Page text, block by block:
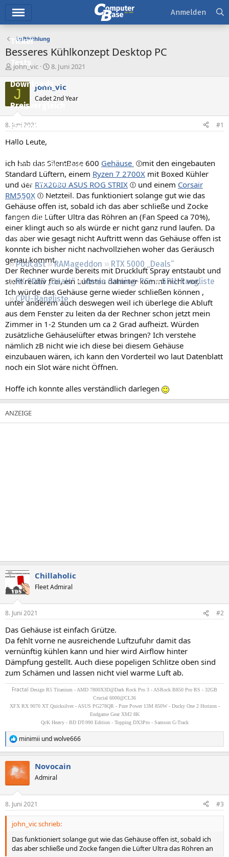
Ticker
Tests
Downloads
Preisvergleich
Forum
Aktuelles
Empfohlene Inhalte
Neue Beiträge
Neueste Aktivitäten
Leserartikel
Regeln
Podcast RAMageddon
RTX 5000 „Deals“
RX 9000 „Deals“
Ideale Gaming-PCs
GPU-Rangliste
CPU-Rangliste
Anmelden
Luftkühlung
Besseres Kühlkonzept Desktop PC
E
s
e
e
r
john_vic
E
s
t
e
t
8. Juni 2021
J john_vic
Cadet 2nd Year
8. Juni 2021 #1
Hallo Leute,
ich hab das SilentBase 600 Gehäuse
mit den eingebauten
Standard Lüftern, einem Ryzen 7 2700X mit Boxed Kühler
und der RTX2080 ASUS ROG STRIX und einem Corsair
RM550X
Netzteil. Das funktioniert solange gut wie das
Gehäuse offen ist, sobald ich das aber schließe und Zocke
fangen die Lüfter Ultra das Röhren an (Fan Speed ca 70%),
einer klingt auch so als würde er nicht ganz rund laufen. Da
das aber wie gesagt nicht Auftritt wenn das Gehäuse offen ist
konnte ich bisher nicht nachvollziehen woher das Geräusch
genau kommt.
Der Rechner wurde bereits mit Druckluft Spray entstaubt und
steht relativ frei, ein Luftstau dahinter kommt nicht vor.
Ich würde das Gehäuse gerne wieder schließen können ,
unter anderem auch deswegen weil ich überlege die Abluft
aus dem Fenster zu leiten da der Rechner schon jetzt mein
Zimmer in 1-2 Stunden um ca 2 Grad aufheizt. Würden
zusätzliche Gehäuselüfter etwas bringen? Ich verstehe
nämlich zB nicht wie ich diese bei diesem Gehäuse
einzubauen wären, ich kann den Vorderteil wo laut Datenblatt
noch ein Slot wäre nicht Öffnen.
Hoffe ich konnte alles verständlich darlegen
Chillaholic
Fleet Admiral
8. Juni 2021 #2
Das Gehäuse ist einfach Grütze.
Da fehlt vorne ne ausreichende Luftzufuhr damit das
vernünftig kühlen kann und hier wird Airflow hinter
Dämpfung gestellt. Auch diese popeligen Schlitze oben sind
zum Schämen und lassen nicht viel warme Luft ab.
Fractal Design R5 Titanium - AMD 7800X3D@Dark Rock Pro 3 - ASRock B850 Pro RS - 32GB
Crucial 6000@CL36
XFX RX 9070 XT Quicksilver - ASUS PG278QR - Pure Power 13M 850W - Ducky One 2 Horizon -
Endgame Gear XM2 8K
QcK Heavy - BD DT-990 Edition - Topping DX3Pro - Samson G-Track
R
e
k
t
i
e
n
minimii undwolve666
Novocain
Admiral
8. Juni 2021 #3
john_vic schrieb:
Das funktioniert solange gut wie das Gehäuse offen ist, sobald ich
das aber schließe und Zocke fangen die Lüfter Ultra das Röhren an